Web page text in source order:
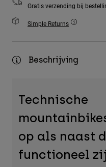
Accessories
Hats & Caps
Gratis verzending bij
Simple Returns
Beschrijving
Technische
op als naast
functioneel